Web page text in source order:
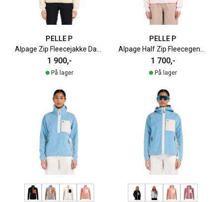
PELLE P
Alpage Zip Fleecejakke Dame
1 900,-
På lager
PELLE P
Alpage Half Zip Fleecegenser Dame
1 700,-
På lager